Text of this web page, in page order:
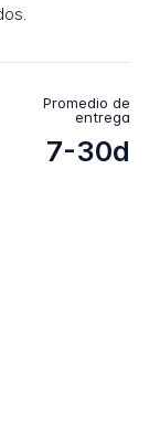
Promedio de
entrega
7-30d